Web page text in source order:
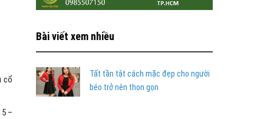
cổ
–
Bài viết xem nhiều
Tất tần tật cách mặc đẹp cho người
béo trở nên thon gọn